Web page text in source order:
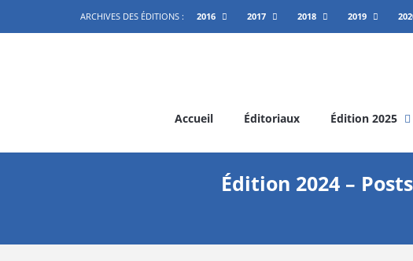
ARCHIVES DES ÉDITIONS : 2016 2017 2018 2019
Accueil Éditoriaux Édition 2025
Édition 2024 –